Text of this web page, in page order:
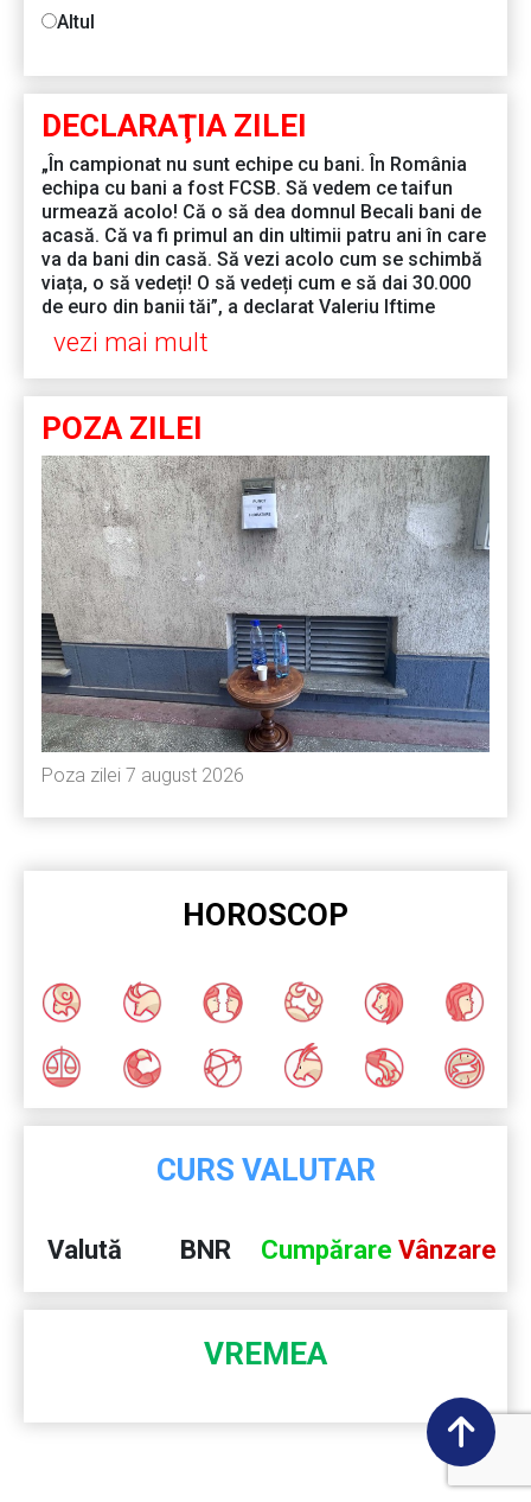
Altul
DECLARAŢIA ZILEI
„În campionat nu sunt echipe cu bani. În România
echipa cu bani a fost FCSB. Să vedem ce taifun
urmează acolo! Că o să dea domnul Becali bani de
acasă. Că va fi primul an din ultimii patru ani în care
va da bani din casă. Să vezi acolo cum se schimbă
viața, o să vedeți! O să vedeți cum e să dai 30.000
de euro din banii tăi”, a declarat Valeriu Iftime
vezi mai mult
POZA ZILEI
Poza zilei 7 august 2026
HOROSCOP
CURS VALUTAR
Valută BNR Cumpărare Vânzare
VREMEA